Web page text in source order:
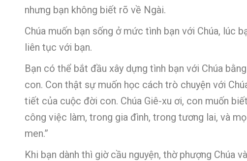
nhưng bạn không biết rõ về Ngài.
Chúa muốn bạn sống ở mức tình bạn với Chúa, lúc
liên tục với bạn.
Bạn có thể bắt đầu xây dựng tình bạn với Chúa
con. Con thật sự muốn học cách trò chuyện với
tiết của cuộc đời con. Chúa Giê-xu ơi, con muốn
công việc làm, trong gia đình, trong tương lai, và
men.”
Khi bạn dành thì giờ cầu nguyện, thờ phượng Chúa